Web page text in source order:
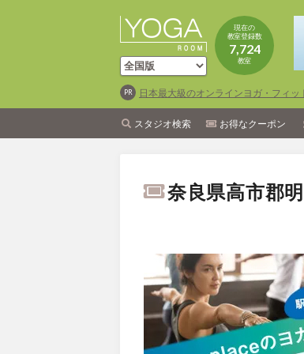
現在の
教室登録数
7,724
教室
日本最大級のオンラインヨガ・フィッ
スタジオ検索 お得なクーポン
奈良県高市郡